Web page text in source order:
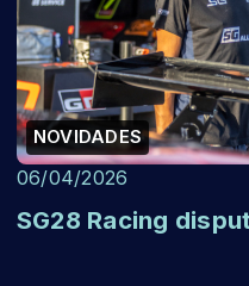
NOVIDADES
06/04/2026
SG28 Racing